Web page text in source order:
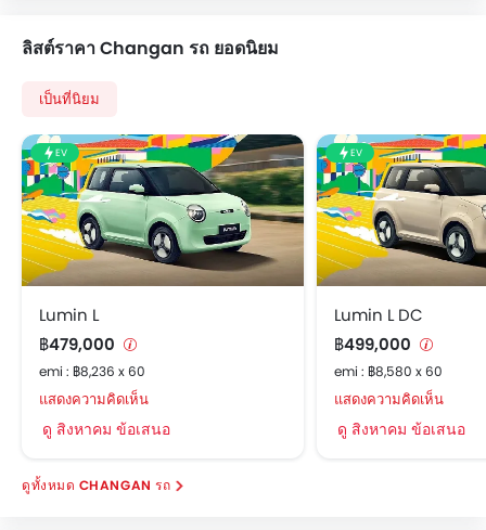
ลิสต์ราคา Changan รถ ยอดนิยม
เป็นที่นิยม
EV
Lumin L
฿479,000
emi : ฿8,236 x 60
แสดงความคิดเห็น
ดู สิงหาคม ข้อเสนอ
EV
Lumin L DC
฿499,000
emi : ฿8,580 x 60
แสดงความคิดเห็น
ดู สิงหาคม ข้อเสนอ
CHANGAN รถ